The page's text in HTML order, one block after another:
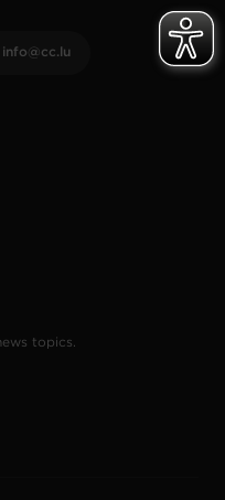
topics.
info@cc.lu